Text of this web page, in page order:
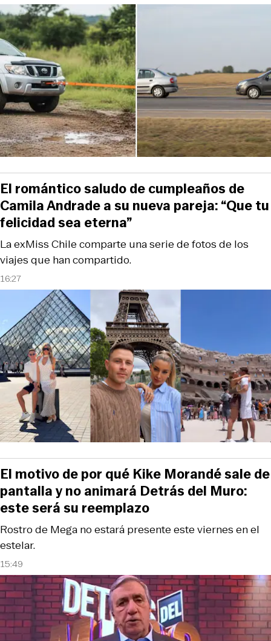
16:27
La exMiss Chile comparte una serie de fotos de los
viajes que han compartido.
El romántico saludo de cumpleaños de
Camila Andrade a su nueva pareja: “Que tu
felicidad sea eterna”
15:49
Rostro de Mega no estará presente este viernes en el
estelar.
El motivo de por qué Kike Morandé sale de
pantalla y no animará Detrás del Muro:
este será su reemplazo